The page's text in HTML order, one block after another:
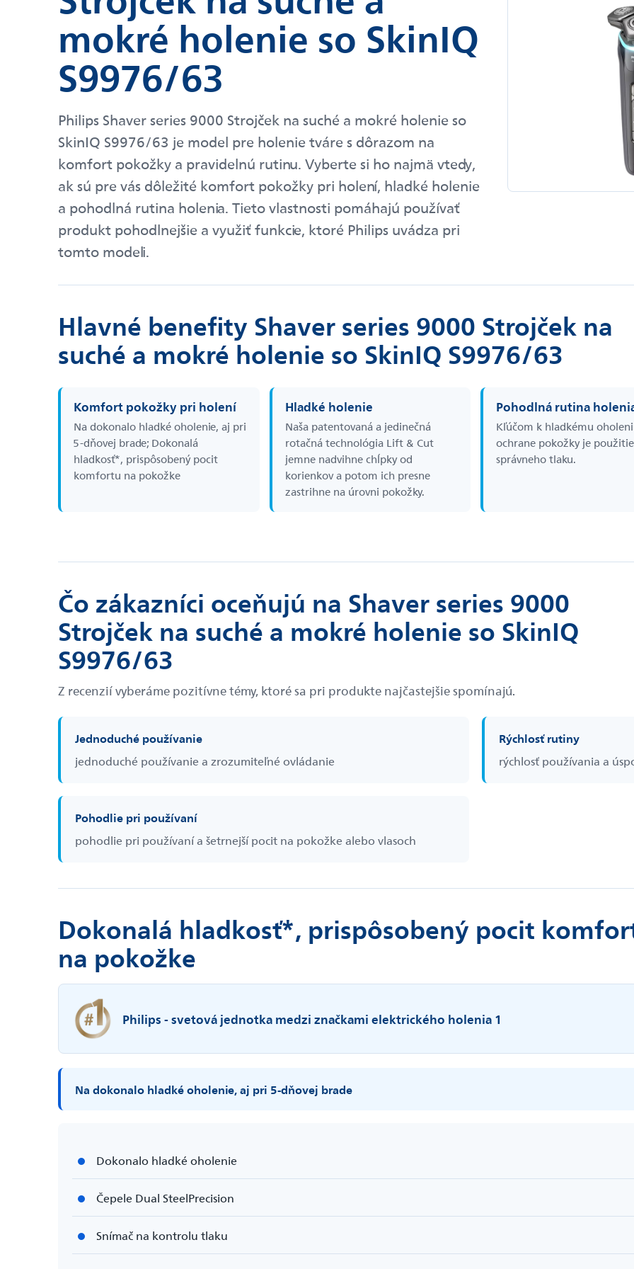
mokré holenie so SkinIQ
S9976/63
Philips Shaver series 9000 Strojček na suché a mokré holenie so
SkinIQ S9976/63 je model pre holenie tváre s dôrazom na
komfort pokožky a pravidelnú rutinu. Vyberte si ho najmä vtedy,
ak sú pre vás dôležité komfort pokožky pri holení, hladké holenie
a pohodlná rutina holenia. Tieto vlastnosti pomáhajú používať
produkt pohodlnejšie a využiť funkcie, ktoré Philips uvádza pri
tomto modeli.
Hlavné benefity Shaver series 9000 Strojček na
suché a mokré holenie so SkinIQ S9976/63
Komfort pokožky pri holení
Na dokonalo hladké oholenie, aj pri
5-dňovej brade; Dokonalá
hladkosť*, prispôsobený pocit
komfortu na pokožke
Hladké holenie
Naša patentovaná a jedinečná
rotačná technológia Lift & Cut
jemne nadvihne chĺpky od
korienkov a potom ich presne
zastrihne na úrovni pokožky.
Pohodlná rutina
Kľúčom k hladkému
ochrane pokožky je použitie
správneho tlaku.
Čo zákazníci oceňujú na Shaver series 9000
Strojček na suché a mokré holenie so SkinIQ
S9976/63
Z recenzií vyberáme pozitívne témy, ktoré sa pri produkte najčastejšie spomínajú.
Jednoduché používanie
jednoduché používanie a zrozumiteľné ovládanie
Rýchlosť rutiny
rýchlosť používania a
Pohodlie pri používaní
pohodlie pri používaní a šetrnejší pocit na pokožke alebo vlasoch
Dokonalá hladkosť*, prispôsobený pocit
na pokožke
Philips - svetová jednotka medzi značkami elektrického holenia 1
Na dokonalo hladké oholenie, aj pri 5-dňovej brade
Dokonalo hladké oholenie
Čepele Dual SteelPrecision
Snímač na kontrolu tlaku